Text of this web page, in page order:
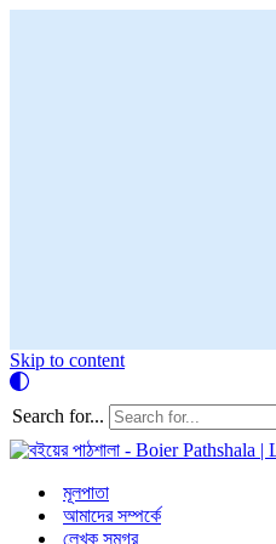
Skip to content
Search for...
মূলপাতা
আমাদের সম্পর্কে
লেখক সমগ্র